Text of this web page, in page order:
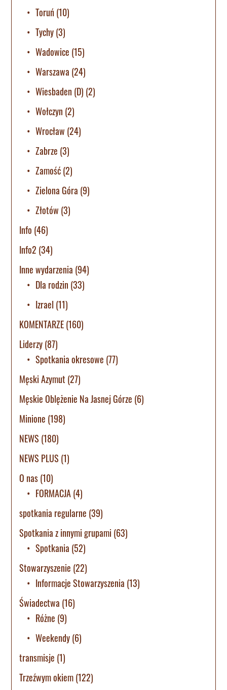
Toruń (10)
Tychy(3)
Wadowice (15)
Warszawa (24)
Wiesbaden (D) (2)
Wołczyn (2)
Wrocław (24)
Zabrze (3)
Zamość(2)
Zielona Góra (9)
Złotów (3)
Info (46)
Info2 (34)
Inne wydarzenia (94)
Dla rodzin (33)
Izrael (11)
KOMENTARZE(160)
Liderzy(87)
Spotkania okresowe (77)
Męski Azymut (27)
Męskie Oblężenie Na Jasnej Górze (6)
Minione (198)
NEWS (180)
NEWS PLUS (1)
O nas(10)
FORMACJA(4)
spotkania regularne (39)
Spotkania z innymi grupami (63)
Spotkania (52)
Stowarzyszenie (22)
Informacje Stowarzyszenia (13)
Świadectwa (16)
Różne (9)
Weekendy(6)
transmisje (1)
Trzeźwym okiem(122)